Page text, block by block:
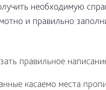
необходимую
и правильно
правильное
касаемо места